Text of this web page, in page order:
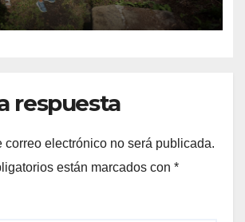
respuesta
correo electrónico no será publicada.
están marcados con *